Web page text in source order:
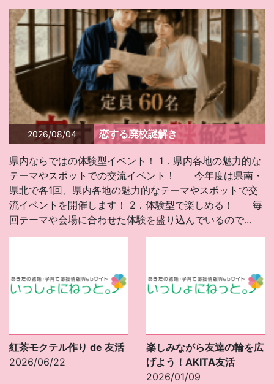
恋する廃校謎解き
2026/08/04
県内ならではの体験型イベント！ 1．県内各地の魅力的な
テーマやスポットでの交流イベント！ 今年度は県南・
県北で各1回、県内各地の魅力的なテーマやスポットで交
流イベントを開催します！ 2．体験型で楽しめる！ 毎
回テーマや会場に合わせた体験を盛り込んでいるので...
紅茶モクテル作り de 友活
2026/06/22
楽しみながら友達の輪を広
げよう！AKITA友活
2026/01/09